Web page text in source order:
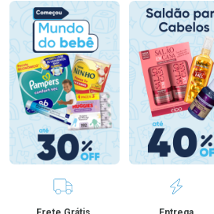
Benefícios